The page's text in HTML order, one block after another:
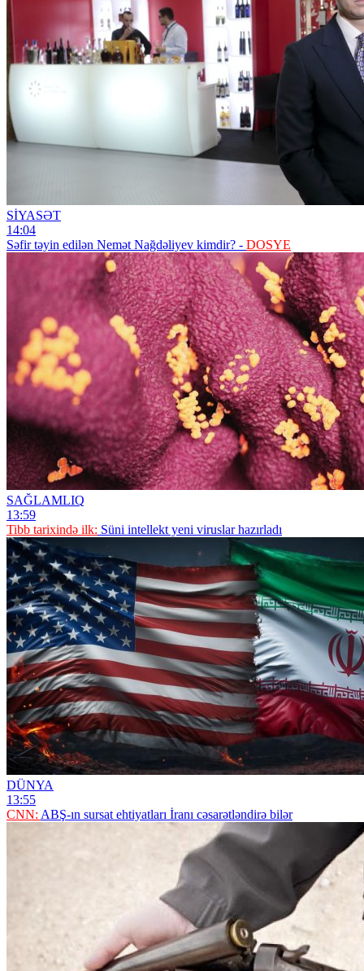
SİYASƏT
14:04
Səfir təyin edilən Nemət Nağdəliyev kimdir? - DOSYE
SAĞLAMLIQ
13:59
Tibb tarixində ilk: Süni intellekt yeni viruslar hazırladı
DÜNYA
13:55
CNN: ABŞ-ın sursat ehtiyatları İranı cəsarətləndirə bilər